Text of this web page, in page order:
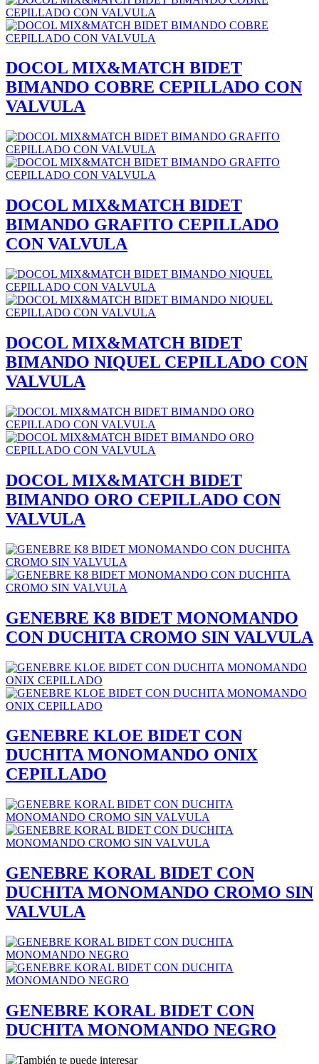
DOCOL MIX&MATCH BIDET
BIMANDO COBRE CEPILLADO CON
VALVULA
DOCOL MIX&MATCH BIDET
BIMANDO GRAFITO CEPILLADO
CON VALVULA
DOCOL MIX&MATCH BIDET
BIMANDO NIQUEL CEPILLADO CON
VALVULA
DOCOL MIX&MATCH BIDET
BIMANDO ORO CEPILLADO CON
VALVULA
GENEBRE K8 BIDET MONOMANDO
CON DUCHITA CROMO SIN VALVULA
GENEBRE KLOE BIDET CON
DUCHITA MONOMANDO ONIX
CEPILLADO
GENEBRE KORAL BIDET CON
DUCHITA MONOMANDO CROMO SIN
VALVULA
GENEBRE KORAL BIDET CON
DUCHITA MONOMANDO NEGRO